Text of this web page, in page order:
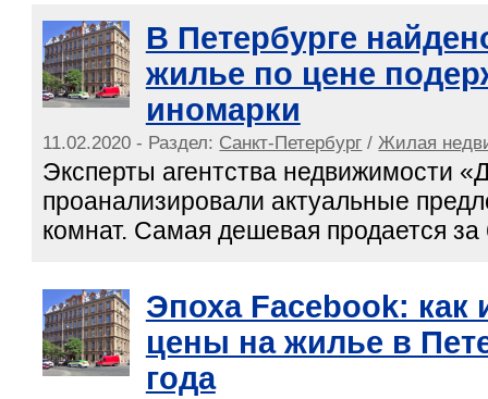
В Петербурге
жилье по цене
иномарки
11.02.2020 - Раздел: Санкт-Петербург /Жилая
Эксперты агентства недвижимости
проанализировали актуальные
комнат. Самая дешевая продается
Эпоха Facebook: как
цены на жилье в
года